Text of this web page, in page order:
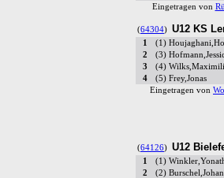
Eingetragen von
(64304) U12 KS
1 (1)
2
(3)
3
(4)
4
(5) Frey,Jonas
Eingetragen von
(64126) U12
1 (1)
2
(2)